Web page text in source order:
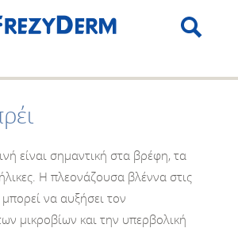
είναι σημαντική στα βρέφη, τα
Η πλεονάζουσα βλέννα στις
μπορεί να αυξήσει τον
μικροβίων και την υπερβολική